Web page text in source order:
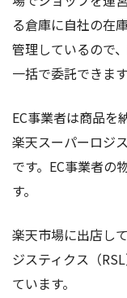
る倉庫に自社の在
管理しているので
一括で委託できます
EC事業者は商品を
楽天スーパーロジ
です。EC事業者の
す。
楽天市場に出店し
ジスティクス（
ています。